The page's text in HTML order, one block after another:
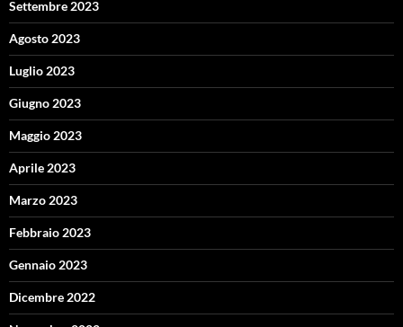
Settembre 2023
Agosto 2023
Luglio 2023
Giugno 2023
Maggio 2023
Aprile 2023
Marzo 2023
Febbraio 2023
Gennaio 2023
Dicembre 2022